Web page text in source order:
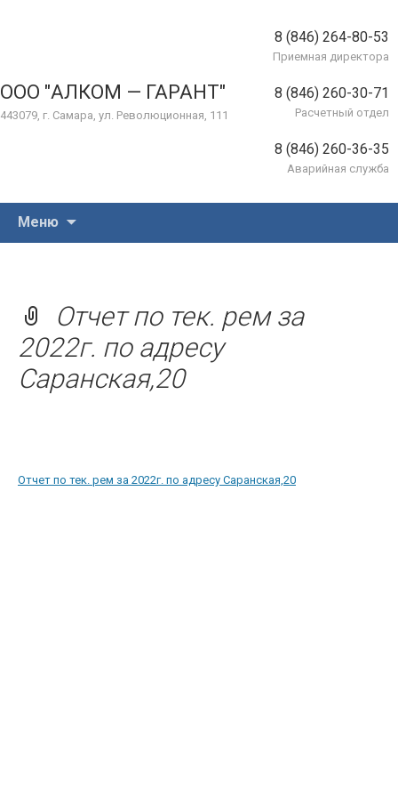
ООО "АЛКОМ — ГАРАНТ"
443079, г. Самара, ул. Революционная, 111
8 (846) 264-80-53
Приемная директора
8 (846) 260-30-71
Расчетный отдел
8 (846) 260-36-35
Аварийная служба
Меню
Отчет по тек. рем за
2022г. по адресу
Саранская,20
Отчет по тек. рем за 2022г. по адресу Саранская,20